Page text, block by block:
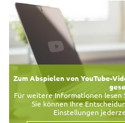
Zum Abspielen von YouTube-
Für weitere Informationen lesen
Sie können Ihre
Einstellungen